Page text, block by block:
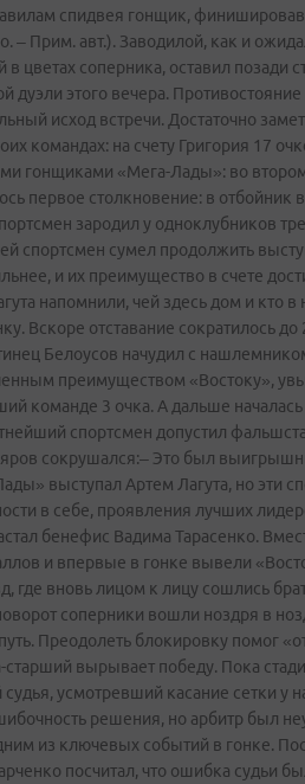
спидвея гонщик,
– Прим. авт.). Заводилой, как и
цветах соперника, оставил позади
дуэли этого вечера.
исход встречи. Достаточно
командах: на счету Григория 17
гонщиками «Мега­-Лады»: во
первое столкновение: в
зародил у одноклубников
спортсмен сумел продолжить
и их преимущество в счете
напомнили, чей здесь дом и
Вскоре отставание сократилось
Белоусов начудил с
преимуществом «Востоку»,
команде 3 очка. А дальше
спортсмен допустил
сокрушался:– Это был
выступал Артем Лагута, но эти
в себе, проявления лучших
бенефис Вадима Тарасенко.
и впервые в гонке вывели
где вновь лицом к лицу сошлись
соперники вошли ноздря в
Преодолеть блокировку помог
вырывает победу. Пока
усмотревший касание сетки у
решения, но арбитр был
из ключевых событий в гонке.
посчитал, что ошибка судьи